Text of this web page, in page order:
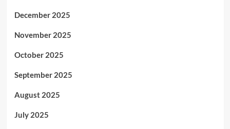
December 2025
November 2025
October 2025
September 2025
August 2025
July 2025